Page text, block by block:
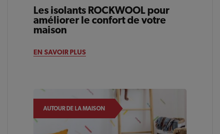
Les isolants ROCKWOOL pour
améliorer le confort de votre
maison
EN SAVOIR PLUS
AUTOUR DE LA MAISON